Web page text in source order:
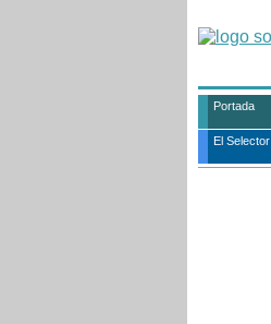
Portada
El Selector